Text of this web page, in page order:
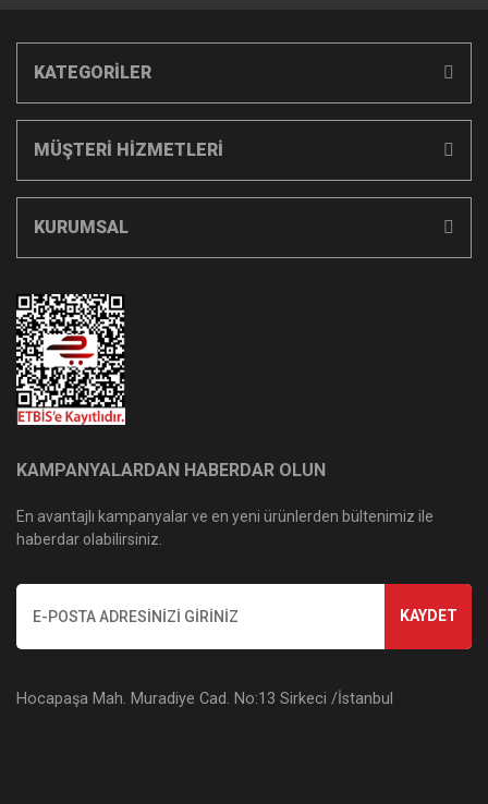
KATEGORİLER
MÜŞTERİ HİZMETLERİ
KURUMSAL
KAMPANYALARDAN HABERDAR OLUN
En avantajlı kampanyalar ve en yeni ürünlerden bültenimiz ile
haberdar olabilirsiniz.
KAYDET
Hocapaşa Mah. Muradiye Cad. No:13 Sirkeci /İstanbul